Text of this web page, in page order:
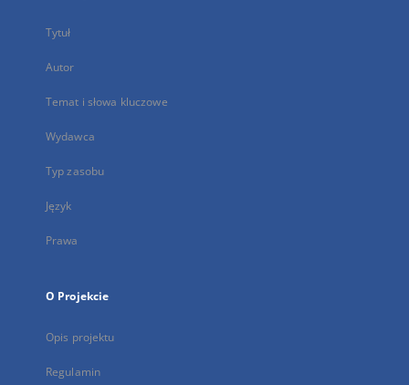
Tytuł
Autor
Temat i słowa kluczowe
Wydawca
Typ zasobu
Język
Prawa
O Projekcie
Opis projektu
Regulamin